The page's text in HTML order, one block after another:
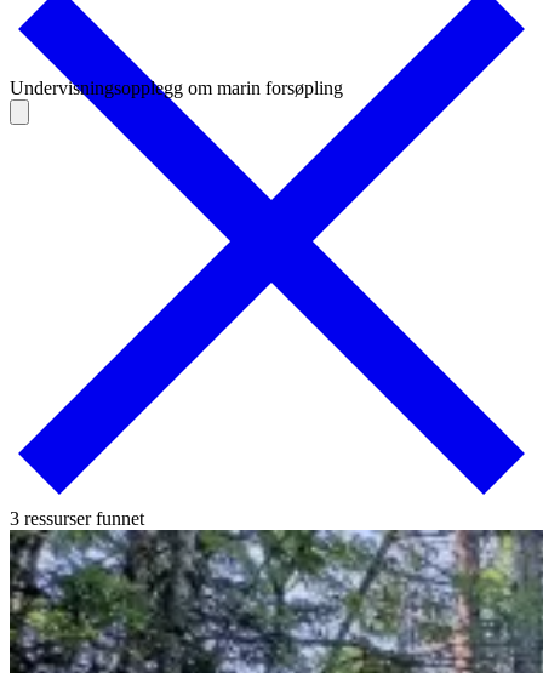
Undervisningsopplegg om marin forsøpling
3 ressurser funnet